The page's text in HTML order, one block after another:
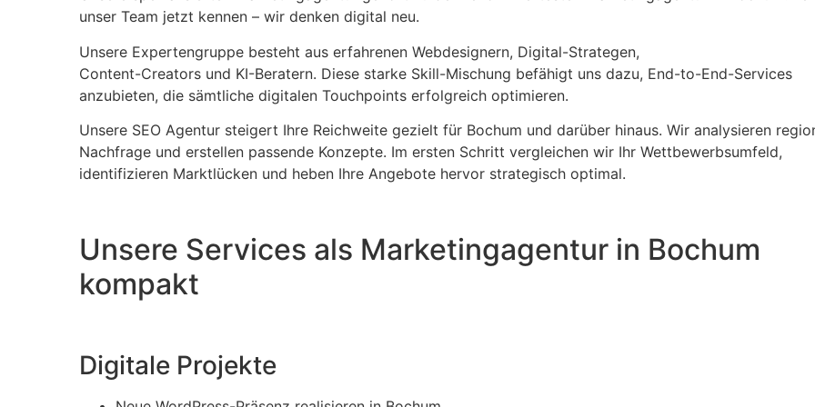
unser Team jetzt kennen – wir denken digital neu.
Unsere Expertengruppe besteht aus erfahrenen Webdesignern, Digital-Strategen,
Content-Creators und KI-Beratern. Diese starke Skill-Mischung befähigt uns dazu, End-to-End-Services
anzubieten, die sämtliche digitalen Touchpoints erfolgreich optimieren.
Unsere SEO Agentur steigert Ihre Reichweite gezielt für Bochum und darüber hinaus. Wir analysieren
Nachfrage und erstellen passende Konzepte. Im ersten Schritt vergleichen wir Ihr Wettbewerbsumfeld,
identifizieren Marktlücken und heben Ihre Angebote hervor strategisch optimal.
Unsere Services als Marketingagentur in Bochum
kompakt
Digitale Projekte